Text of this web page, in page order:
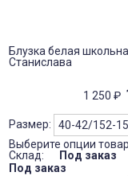
Блузка белая
Станислава
1 250 ₽
Размер:
Выберите опции
Склад:
Под заказ
Под заказ